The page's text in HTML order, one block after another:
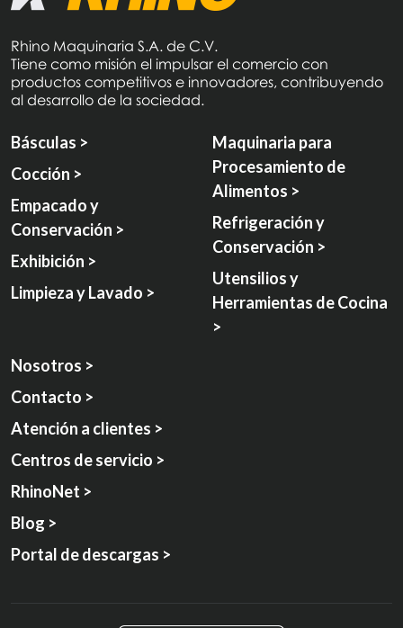
Rhino Maquinaria S.A. de C.V.
Tiene como misión el impulsar el comercio con
productos competitivos e innovadores, contribuyendo
al desarrollo de la sociedad.
Básculas >
Cocción >
Empacado y
Conservación >
Exhibición >
Limpieza y Lavado >
Maquinaria para
Procesamiento de
Alimentos >
Refrigeración y
Conservación >
Utensilios y
Herramientas de Cocina
>
Nosotros >
Contacto >
Atención a clientes >
Centros de servicio >
RhinoNet >
Blog >
Portal de descargas >